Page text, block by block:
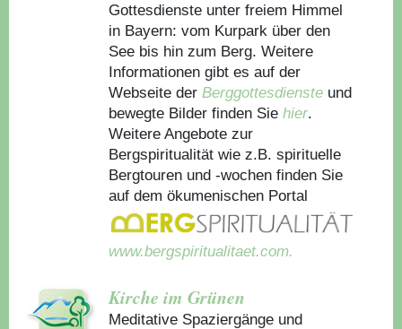
Gottesdienste unter freiem Himmel
in Bayern: vom Kurpark über den
See bis hin zum Berg. Weitere
Informationen gibt es auf der
Webseite derBerggottesdienste und
bewegte Bilder finden Sie hier.
Weitere Angebote zur
Bergspiritualität wie z.B. spirituelle
Bergtouren und -wochen finden Sie
auf dem ökumenischen Portal
www.bergspiritualitaet.com.
Kirche im Grünen
Meditative Spaziergänge und